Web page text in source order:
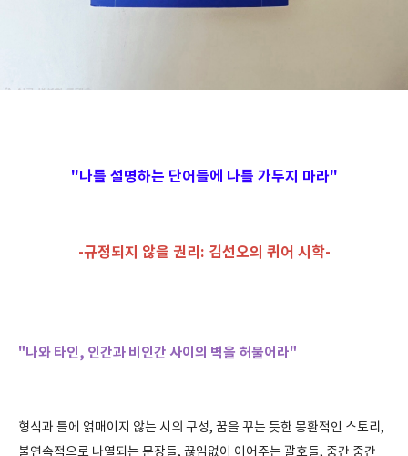
"나를 설명하는 단어들에 나를 가두지 마라"
-규정되지 않을 권리: 김선오의 퀴어 시학-
"나와 타인, 인간과 비인간 사이의 벽을 허물어라"
형식과 틀에 얽매이지 않는 시의 구성, 꿈을 꾸는 듯한 몽환적인 스토리,
불연속적으로 나열되는 문장들, 끊임없이 이어주는 괄호들, 중간 중간